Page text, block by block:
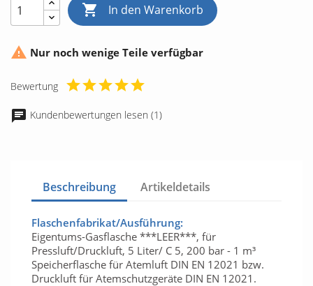
 In den Warenkorb
 Nur noch wenige Teile verfügbar
Bewertung
Kundenbewertungen lesen (1)
Beschreibung Artikeldetails
Flaschenfabrikat/Ausführung:
Eigentums-Gasflasche ***LEER***, für
Pressluft/Druckluft, 5 Liter/ C 5, 200 bar - 1 m³
Speicherflasche für Atemluft DIN EN 12021 bzw.
Druckluft für Atemschutzgeräte DIN EN 12021.